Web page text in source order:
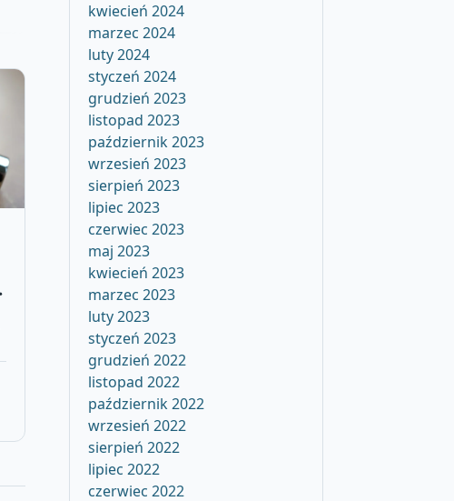
kwiecień 2024
marzec 2024
luty 2024
styczeń 2024
grudzień 2023
listopad 2023
październik 2023
wrzesień 2023
sierpień 2023
lipiec 2023
czerwiec 2023
maj 2023
kwiecień 2023
marzec 2023
luty 2023
styczeń 2023
grudzień 2022
listopad 2022
październik 2022
wrzesień 2022
sierpień 2022
lipiec 2022
czerwiec 2022